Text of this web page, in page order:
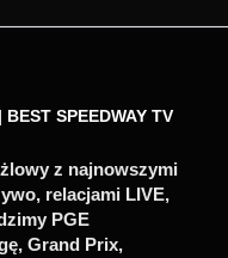
SPEEDWAY TV
z najnowszymi
relacjami LIVE,
PGE
Grand Prix,